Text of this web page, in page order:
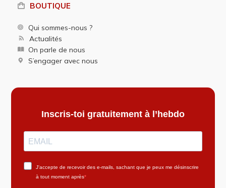
BOUTIQUE
Qui sommes-nous ?
Actualités
On parle de nous
S’engager avec nous